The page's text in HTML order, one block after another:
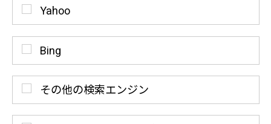
Yahoo
Bing
その他の検索エンジン